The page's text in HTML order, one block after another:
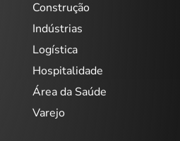
Construção
Indústrias
Logística
Hospitalidade
Área da Saúde
Varejo